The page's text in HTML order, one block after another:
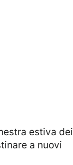
estiva dei
a nuovi